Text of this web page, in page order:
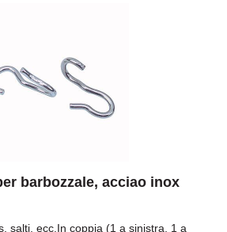
barbozzale, acciao inox
salti, ecc.In coppia (1 a sinistra, 1 a